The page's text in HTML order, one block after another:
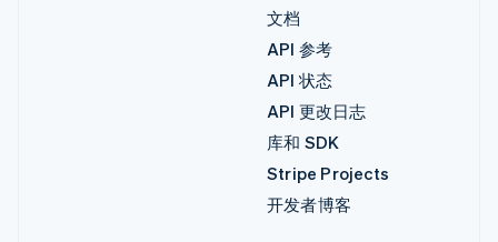
文档
API 参考
API 状态
API 更改日志
库和 SDK
Stripe Projects
开发者博客